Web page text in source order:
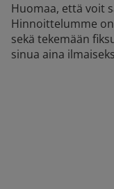
Huomaa, että voit
Hinnoittelumme
sekä tekemään
sinua aina